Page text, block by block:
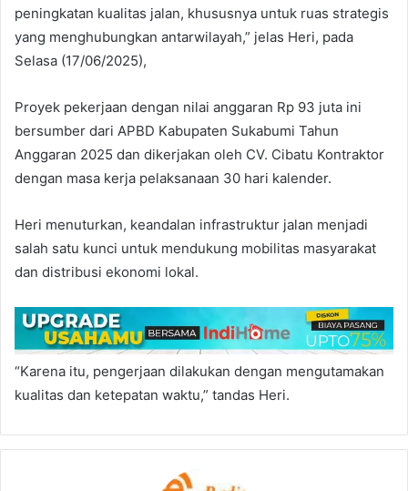
peningkatan kualitas jalan, khususnya untuk ruas strategis
yang menghubungkan antarwilayah,” jelas Heri, pada
Selasa (17/06/2025),
Proyek pekerjaan dengan nilai anggaran Rp 93 juta ini
bersumber dari APBD Kabupaten Sukabumi Tahun
Anggaran 2025 dan dikerjakan oleh CV. Cibatu Kontraktor
dengan masa kerja pelaksanaan 30 hari kalender.
Heri menuturkan, keandalan infrastruktur jalan menjadi
salah satu kunci untuk mendukung mobilitas masyarakat
dan distribusi ekonomi lokal.
“Karena itu, pengerjaan dilakukan dengan mengutamakan
kualitas dan ketepatan waktu,” tandas Heri.